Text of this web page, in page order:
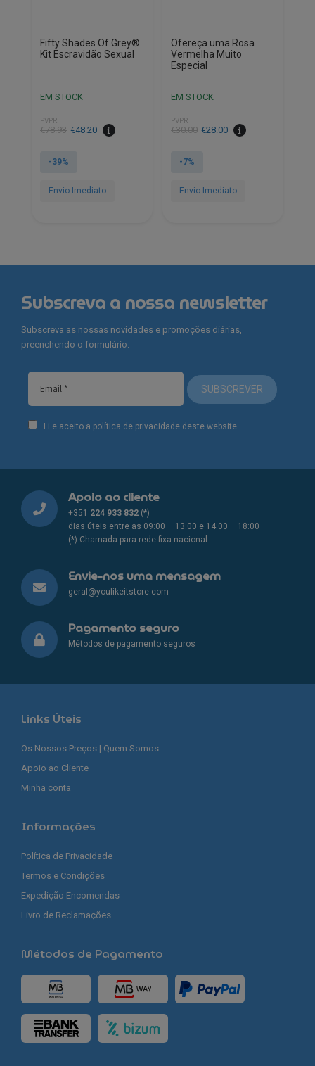
Fifty Shades Of Grey®
Kit Escravidão Sexual
EM STOCK
PVPR
€78.93
O
original
€78.93.
€48.20
O
atual
€48.20.
-39%
Envio Imediato
Ofereça uma Rosa
Vermelha Muito
Especial
EM STOCK
PVPR
€30.00
O
original
€30.00.
€28.00
O
atual
€28.00.
-7%
Envio Imediato
Subscreva a nossa newsletter
Subscreva as nossas novidades e promoções diárias,
preenchendo o formulário.
SUBSCREVER
Li e aceito a política de privacidade deste website.
Apoio ao cliente
+351 224 933 832 (*)
dias úteis entre as 09:00 – 13:00 e 14:00 – 18:00
(*) Chamada para rede fixa nacional
Envie-nos uma mensagem
geral@youlikeitstore.com
Pagamento seguro
Métodos de pagamento seguros
Links Úteis
Os Nossos Preços | Quem Somos
Apoio ao Cliente
Minha conta
Informações
Política de Privacidade
Termos e Condições
Expedição Encomendas
Livro de Reclamações
Métodos de Pagamento